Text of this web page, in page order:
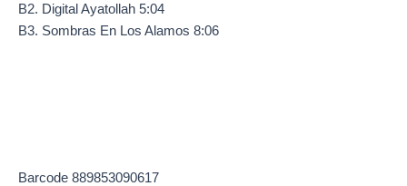
B2. Digital Ayatollah 5:04
B3. Sombras En Los Alamos 8:06
Barcode 889853090617